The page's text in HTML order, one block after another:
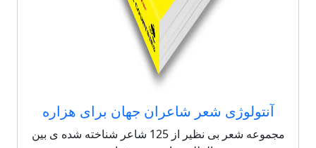
آنتولوژی شعر شاعران جهان برای هزاره
مجموعه شعر بی نظیر از 125 شاعر شناخته شده ی بین